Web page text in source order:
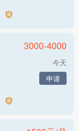
3000-4000
今天
申请